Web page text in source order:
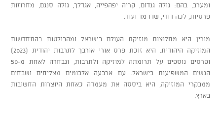
ומערב, בהם: גולה גנדום, קריה יפהפייה, אגדלך, גולה סנגם, מחרוזות
פרסיות, לכה דודי, שדו מד ועוד.
מורין היא מחלוצות מוזיקת העולם בישראל ומהבולטות בהתחדשות
המוזיקה היהודית. היא זוכת פרס אורי אורבך לתרבות יהודית (2023)
ופרסים נוספים על תרומתה למוזיקה ולתרבות, ונבחרה לאחת מ-50
הנשים המשפיעות בישראל. עם ארבעה אלבומים מצליחים ושבחים
ממבקרי המוזיקה, היא ביססה את מעמדה כאחת היוצרות החשובות
בארץ.